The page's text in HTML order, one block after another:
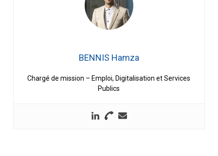
BENNIS Hamza
Chargé de mission – Emploi, Digitalisation et Services
Publics